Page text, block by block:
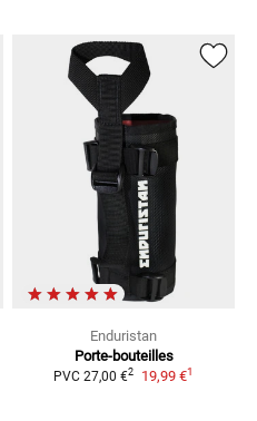
Enduristan
Porte-bouteilles
PVC 27,00 €2 19,99 €1